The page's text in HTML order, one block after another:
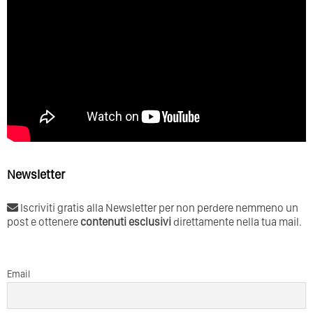
Newsletter
Iscriviti gratis alla Newsletter per non perdere nemmeno un
post e ottenerecontenuti esclusividirettamente nella tua mail.
Email